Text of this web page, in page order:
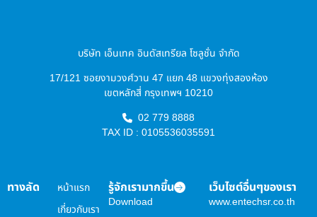
บริษัท เอ็นเทค อินดัสเทรียล โซลูชั่น จำกัด
17/121 ซอยงามวงศ์วาน 47 แยก 48 แขวงทุ่งสองห้อง
เขตหลักสี่ กรุงเทพฯ 10210
02 779 8888
TAX ID : 0105536035591
ทางลัด
หน้าแรก
เกี่ยวกับเรา
รู้จักเรามากขึ้น
Download
เว็บไซต์อื่นๆของเรา
www.entechsr.co.th